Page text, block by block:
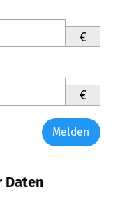
€
€
Melden
Daten